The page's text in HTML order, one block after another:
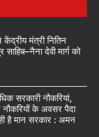
मंत्री नितिन
देवी मार्ग को
सरकारी नौकरियां,
के अवसर पैदा
है मान सरकार : अमन